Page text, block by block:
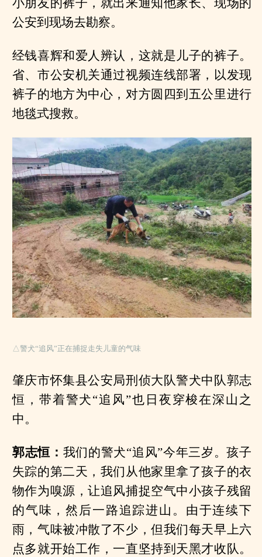
公安到现场去勘察。
经钱喜辉和爱人辨认，这就是儿子的裤子。
省、市公安机关通过视频连线部署，以发现
裤子的地方为中心，对方圆四到五公里进行
地毯式搜救。
△警犬“追风”正在捕捉走失儿童的气味
肇庆市怀集县公安局刑侦大队警犬中队郭志
恒，带着警犬“追风”也日夜穿梭在深山之
中。
郭志恒： 我们的警犬“追风”今年三岁。孩子
失踪的第二天，我们从他家里拿了孩子的衣
物作为嗅源，让追风捕捉空气中小孩子残留
的气味，然后一路追踪进山。由于连续下
雨，气味被冲散了不少，但我们每天早上六
点多就开始工作，一直坚持到天黑才收队。